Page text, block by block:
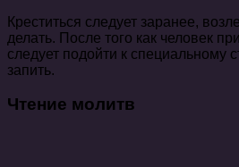
Креститься следует заранее,
делать. После того как человек
следует подойти к специальному
запить.
Чтение молитв